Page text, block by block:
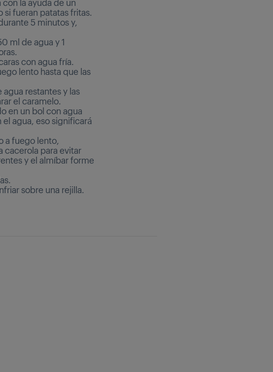
fueran patatas fritas.
5 minutos y,
ml de agua y 1
con agua fría.
lento hasta que las
agua restantes y las
el caramelo.
en un bol con agua
agua, eso significará
a fuego lento,
cacerola para evitar
y el almíbar forme
sobre una rejilla.